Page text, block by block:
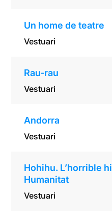
Un home de teatre
Vestuari
Rau-rau
Vestuari
Andorra
Vestuari
Hohihu. L’horrible
Humanitat
Vestuari